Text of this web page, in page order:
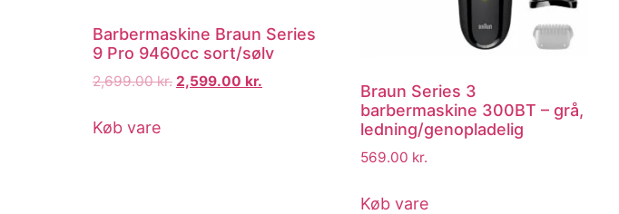
Barbermaskine Braun Series
9 Pro 9460cc sort/sølv
2,699.00kr. 2,599.00 kr.
Køb vare
Braun Series 3
barbermaskine 300BT – grå,
ledning/genopladelig
569.00 kr.
Køb vare